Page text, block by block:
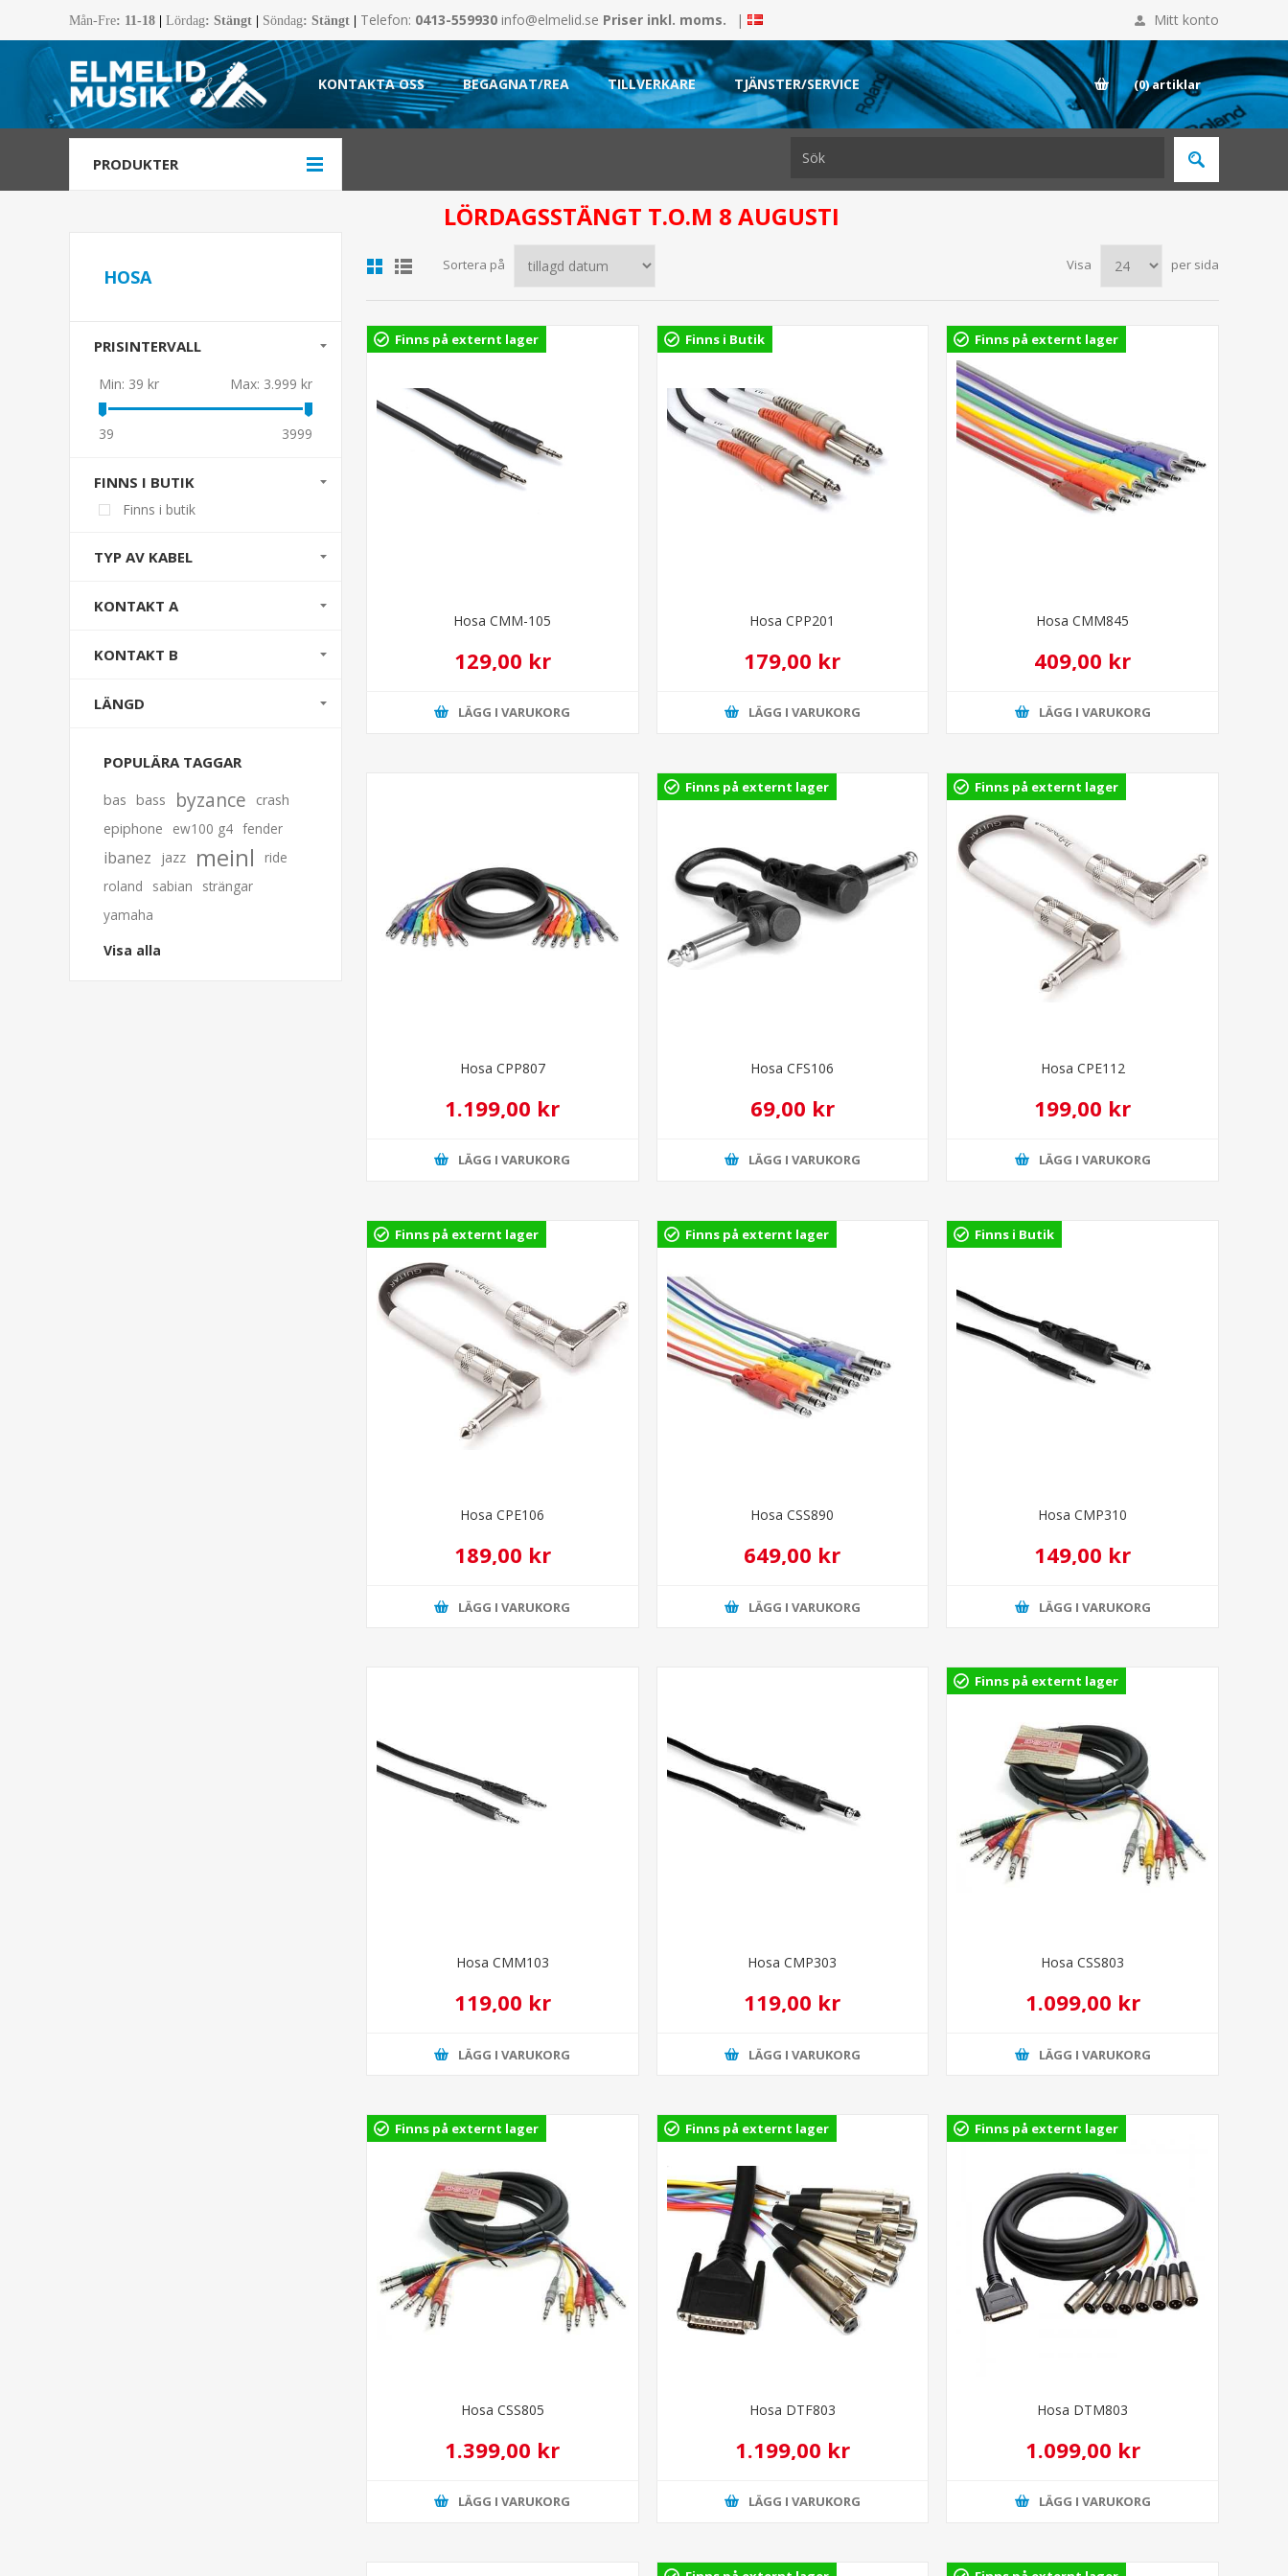
Mån-Fre: 11-18 Lördag: Stängt Söndag: Stängt Telefon: 0413-559930 info@elmelid.se Priser inkl. moms. | Mitt konto
KONTAKTA OSS BEGAGNAT/REA TILLVERKARE TJÄNSTER/SERVICE (0)artiklar
PRODUKTER
LÖRDAGSSTÄNGT T.O.M 8 AUGUSTI
Sortera på Visa per sida
Finns på externt lager
Hosa CMM-105
129,00 kr
LÄGG I VARUKORG
Finns i Butik
Hosa CPP201
179,00 kr
LÄGG I VARUKORG
Finns på externt lager
Hosa CMM845
409,00 kr
LÄGG I VARUKORG
Hosa CPP807
1.199,00 kr
LÄGG I VARUKORG
Finns på externt lager
Hosa CFS106
69,00 kr
LÄGG I VARUKORG
Finns på externt lager
Hosa CPE112
199,00 kr
LÄGG I VARUKORG
Finns på externt lager
Hosa CPE106
189,00 kr
LÄGG I VARUKORG
Finns på externt lager
Hosa CSS890
649,00 kr
LÄGG I VARUKORG
Finns i Butik
Hosa CMP310
149,00 kr
LÄGG I VARUKORG
Hosa CMM103
119,00 kr
LÄGG I VARUKORG
Hosa CMP303
119,00 kr
LÄGG I VARUKORG
Finns på externt lager
Hosa CSS803
1.099,00 kr
LÄGG I VARUKORG
Finns på externt lager
Hosa CSS805
1.399,00 kr
LÄGG I VARUKORG
Finns på externt lager
Hosa DTF803
1.199,00 kr
LÄGG I VARUKORG
Finns på externt lager
Hosa DTM803
1.099,00 kr
LÄGG I VARUKORG
HOSA
PRISINTERVALL
Min: 39 kr Max: 3.999 kr
39 3999
FINNS I BUTIK
Finns i butik
TYP AV KABEL
KONTAKT A
KONTAKT B
LÄNGD
POPULÄRA TAGGAR
bas bass byzance
crash
epiphone
ew100 g4 fender
ibanez jazz meinl
ride
roland
sabian
strängar
yamaha
Visa alla